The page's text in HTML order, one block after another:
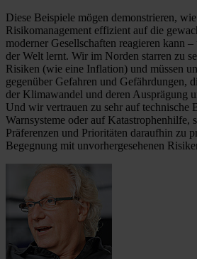
Diese Beispiele mögen demonstrieren,
Risikomanagement effizient auf die
moderner Gesellschaften reagieren kann
der Welt lernt. Wir im Norden starren zu
Risiken (wie eine Inflation) und müssen
gegenüber Gefahren und Gefährdungen,
der Klimawandel und deren Ausprägung
Und wir vertrauen zu sehr auf technische
Warnsysteme oder auf Katastrophenhilfe,
Präferenzen und Prioritäten daraufhin zu
Begegnung mit unvorhergesehenen